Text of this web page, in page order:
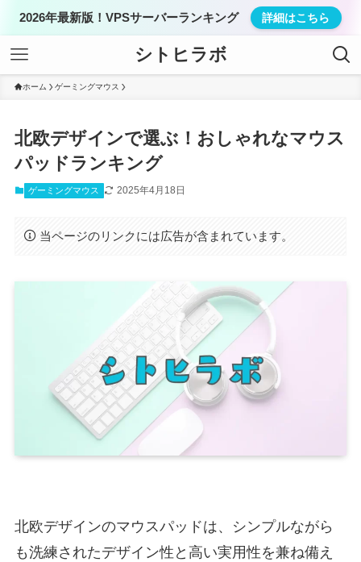
2026年最新版！VPSサーバーランキング 詳細はこちら
シトヒラボ
ホーム ゲーミングマウス
北欧デザインで選ぶ！おしゃれなマウス
パッドランキング
ゲーミングマウス 2025年4月18日
当ページのリンクには広告が含まれています。
北欧デザインのマウスパッドは、シンプルながら
も洗練されたデザイン性と高い実用性を兼ね備え